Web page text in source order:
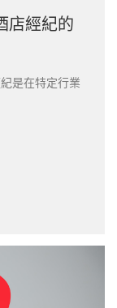
店經紀的
是在特定行業